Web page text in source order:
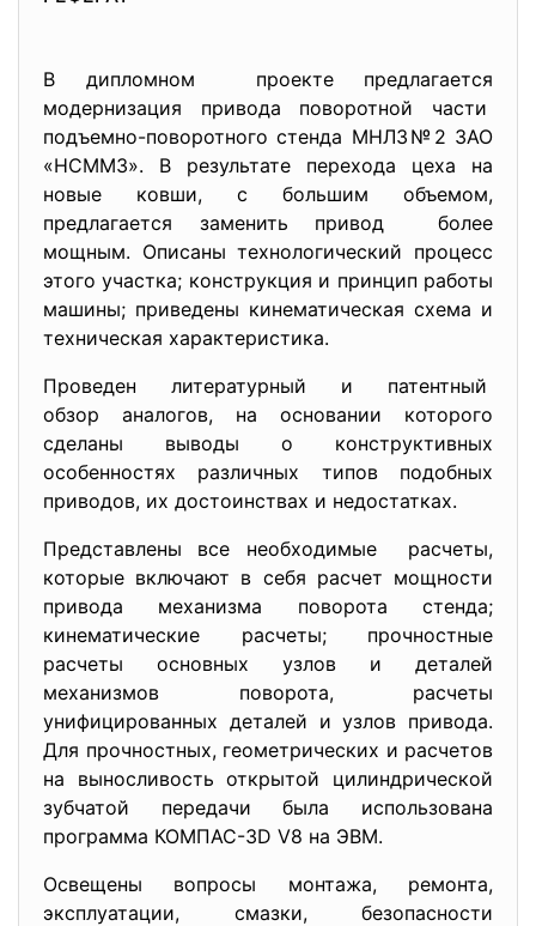
В дипломном проекте предлагается
модернизация привода поворотной части
подъемно-поворотного стенда МНЛЗ№2 ЗАО
«НСММЗ». В результате перехода цеха на
новые ковши, с большим объемом,
предлагается заменить привод более
мощным. Описаны технологический процесс
этого участка; конструкция и принцип работы
машины; приведены кинематическая схема и
техническая характеристика.
Проведен литературный и патентный
обзор аналогов, на основании которого
сделаны выводы о конструктивных
особенностях различных типов подобных
приводов, их достоинствах и недостатках.
Представлены все необходимые расчеты,
которые включают в себя расчет мощности
привода механизма поворота стенда;
кинематические расчеты; прочностные
расчеты основных узлов и деталей
механизмов поворота, расчеты
унифицированных деталей и узлов привода.
Для прочностных, геометрических и расчетов
на выносливость открытой цилиндрической
зубчатой передачи была использована
программа КОМПАС-3D V8 на ЭВМ.
Освещены вопросы монтажа, ремонта,
эксплуатации, смазки, безопасности